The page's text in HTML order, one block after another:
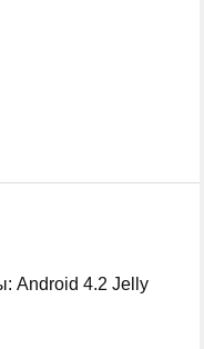
Android 4.2 Jelly